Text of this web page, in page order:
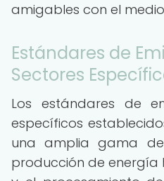
amigables con el
Estándares de
Sectores
Los estándares de
específicos
una amplia gama
producción de